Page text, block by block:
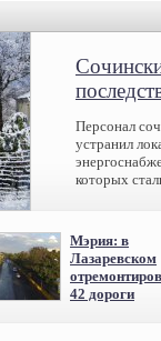
Персонал
устранил
которых
Мэрия: в
Лазаревском
42 дороги